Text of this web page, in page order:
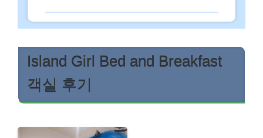
Island Girl Bed and Breakfast
객실 후기